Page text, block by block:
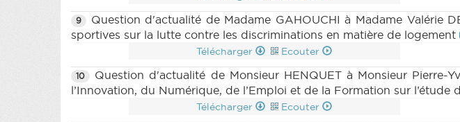
9
Question d'actualité de Madame GAHOUCHI à Madame Valérie
sportives sur la lutte contre les discriminations en matière de logement
Télécharger Ecouter
10
Question d'actualité de Monsieur HENQUET à Monsieur Pierre-
l’Innovation, du Numérique, de l’Emploi et de la Formation sur l’étude
Télécharger Ecouter